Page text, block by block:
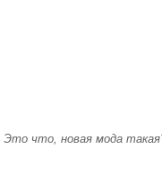
Это что, новая мода